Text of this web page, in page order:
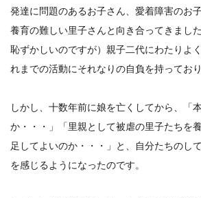
発達に問題のあるお子さん、愛着障害のお
養育の難しい里子さんと向き合ってきまし
恥ずかしいのですが）親子二代にわたりよ
れまでの活動にそれなりの自負を持っており
しかし、十数年前に娘を亡くしてから、「
か・・・」「里親として被虐の里子たちを
足してよいのか・・・」と、自分たちのし
を感じるようになったのです。